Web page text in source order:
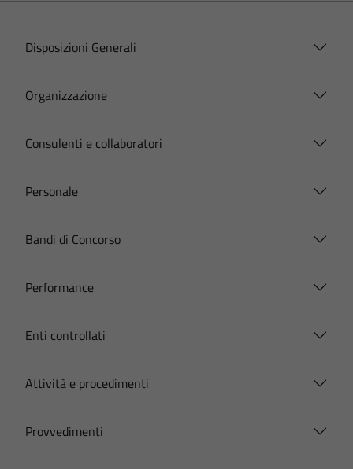
Disposizioni Generali
Organizzazione
Consulenti e collaboratori
Personale
Bandi di Concorso
Performance
Enti controllati
Attività e procedimenti
Provvedimenti